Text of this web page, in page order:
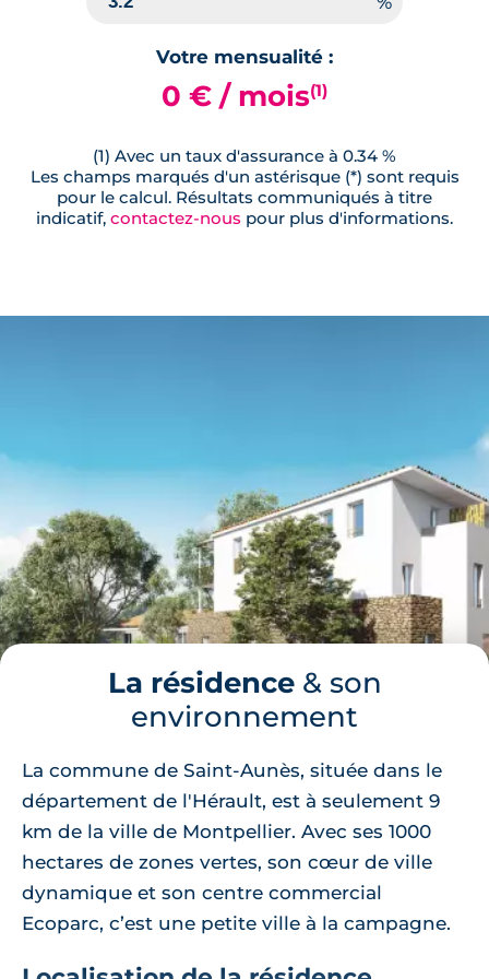
Votre mensualité :
0 € / mois(1)
(1) Avec un taux d'assurance à 0.34 %
Les champs marqués d'un astérisque (*) sont requis
pour le calcul. Résultats communiqués à titre
indicatif, contactez-nous pour plus d'informations.
La résidence& son
environnement
La commune de Saint-Aunès, située dans le
département de l'Hérault, est à seulement 9
km de la ville de Montpellier. Avec ses 1000
hectares de zones vertes, son cœur de ville
dynamique et son centre commercial
Ecoparc, c’est une petite ville à la campagne.